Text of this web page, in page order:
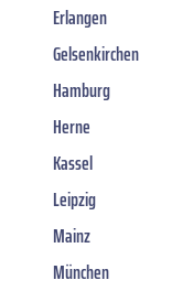
Erlangen
Gelsenkirchen
Hamburg
Herne
Kassel
Leipzig
Mainz
München